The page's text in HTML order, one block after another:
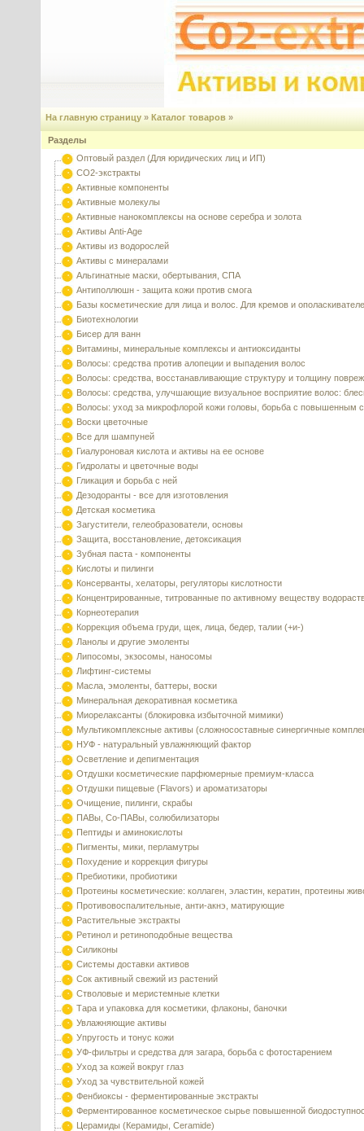
На главную страницу » Каталог товаров »
Разделы
Оптовый раздел (Для юридических лиц и ИП)
CO2-экстракты
Активные компоненты
Активные молекулы
Активные нанокомплексы на основе серебра и золота
Активы Anti-Age
Активы из водорослей
Активы с минералами
Альгинатные маски, обертывания, СПА
Антиполлюшн - защита кожи против смога
Базы косметические для лица и волос. Для кремов и
Биотехнологии
Бисер для ванн
Витамины, минеральные комплексы и антиоксиданты
Волосы: средства против алопеции и выпадения волос
Волосы: средства, восстанавливающие структуру и толщину
Волосы: средства, улучшающие визуальное восприятие волос:
Волосы: уход за микрофлорой кожи головы, борьба с повышенным
Воски цветочные
Все для шампуней
Гиалуроновая кислота и активы на ее основе
Гидролаты и цветочные воды
Гликация и борьба с ней
Дезодоранты - все для изготовления
Детская косметика
Загустители, гелеобразователи, основы
Защита, восстановление, детоксикация
Зубная паста - компоненты
Кислоты и пилинги
Консерванты, хелаторы, регуляторы кислотности
Концентрированные, титрованные по активному веществу
Корнеотерапия
Коррекция объема груди, щек, лица, бедер, талии (+и-)
Ланолы и другие эмоленты
Липосомы, экзосомы, наносомы
Лифтинг-системы
Масла, эмоленты, баттеры, воски
Минеральная декоративная косметика
Миорелаксанты (блокировка избыточной мимики)
Мультикомплексные активы (сложносоставные синергичные
НУФ - натуральный увлажняющий фактор
Осветление и депигментация
Отдушки косметические парфюмерные премиум-класса
Отдушки пищевые (Flavors) и ароматизаторы
Очищение, пилинги, скрабы
ПАВы, Со-ПАВы, солюбилизаторы
Пептиды и аминокислоты
Пигменты, мики, перламутры
Похудение и коррекция фигуры
Пребиотики, пробиотики
Протеины косметические: коллаген, эластин, кератин, протеины
Противовоспалительные, анти-акнэ, матирующие
Растительные экстракты
Ретинол и ретиноподобные вещества
Силиконы
Системы доставки активов
Сок активный свежий из растений
Стволовые и меристемные клетки
Тара и упаковка для косметики, флаконы, баночки
Увлажняющие активы
Упругость и тонус кожи
УФ-фильтры и средства для загара, борьба с фотостарением
Уход за кожей вокруг глаз
Уход за чувствительной кожей
Фенбиоксы - ферментированные экстракты
Ферментированное косметическое сырье повышенной
Церамиды (Керамиды, Ceramide)